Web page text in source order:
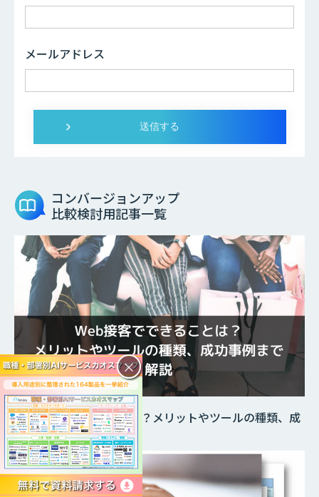
メールアドレス
コンバージョンアップ
比較検討用記事一覧
Web接客でできることは？メリットやツールの種類、成
功事例まで解説
×